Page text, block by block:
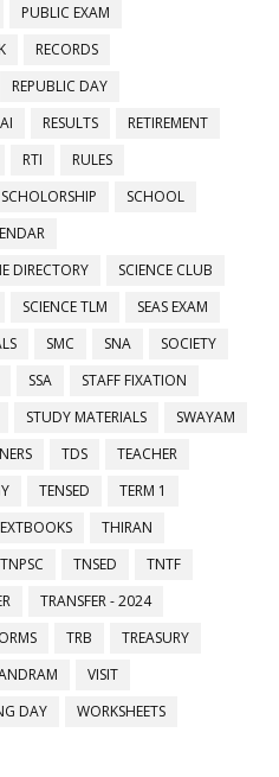
PUBLIC EXAM
RECORDS
REPUBLIC DAY
RESULTS
RETIREMENT
RTI
RULES
SCHOLORSHIP
SCHOOL
DIRECTORY
SCIENCE CLUB
SCIENCE TLM
SEAS EXAM
SMC SNA
SOCIETY
SSA
STAFF FIXATION
STUDY MATERIALS
SWAYAM
TDS
TEACHER
TENSED
TERM 1
THIRAN
TNPSC TNSED
TNTF
TRANSFER - 2024
TRB
TREASURY
VISIT
DAY
WORKSHEETS